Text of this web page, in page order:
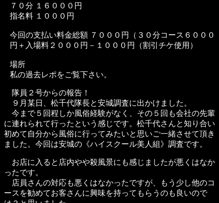
７０分 １６０００円
指名料 １０００円
今回の支払い料金総額 ７０００円（３０分コース６０００
円＋入場料２０００円－１０００円（割引チケ使用）
場所
私の過去レポをご覧下さい。
隊員２号からの報告！
９月某日、松千代隊長と安城調査に出かけました。
今まで５回程しか風俗経験がなく、その５回も会社の先輩
に連れられて行ったという感じです。松千代さんと知り合い
初めて自分から風俗に行ってみたいと思いご一緒させて頂き
ました。今回は安城の《ハイスクール美人組》調査です。
お店に入ると店内やや殺風景にも感じましたが悪くはなか
ったです。
店員さんの対応も悪くはなかったですが、もう少し他のコ
ースを勧めてお客さんに興味を持ってもらうのも良いので